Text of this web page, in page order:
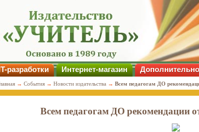
Всем педагогам ДО рекомендации
разработки Интернет-магазин
→ События → Новости издательства → Всем педагогам ДО